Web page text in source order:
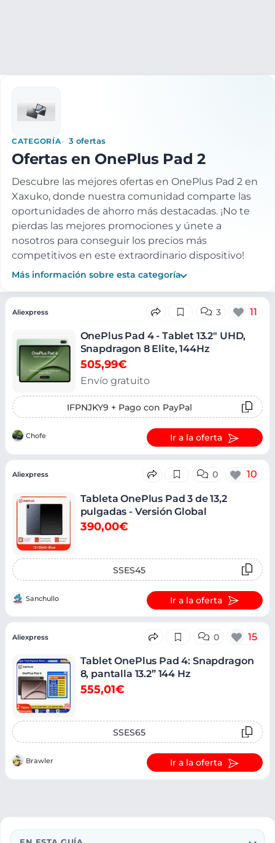
CATEGORÍA 3 ofertas
Ofertas en OnePlus Pad 2
Descubre las mejores ofertas en OnePlus Pad 2 en
Xaxuko, donde nuestra comunidad comparte las
oportunidades de ahorro más destacadas. ¡No te
pierdas las mejores promociones y únete a
nosotros para conseguir los precios más
competitivos en este extraordinario dispositivo!
Más información sobre esta categoría
Ofertas
Aliexpress 3 11
OnePlus Pad 4 - Tablet 13.2" UHD,
Snapdragon 8 Elite, 144Hz
505,99€
Envío gratuito
IFPNJKY9 + Pago con PayPal
Chofe Ir a la oferta
Aliexpress 0 10
Tableta OnePlus Pad 3 de 13,2
pulgadas - Versión Global
390,00€
SSES45
Sanchullo Ir a la oferta
Aliexpress 0 15
Tablet OnePlus Pad 4: Snapdragon
8, pantalla 13.2” 144 Hz
555,01€
SSES65
Brawler Ir a la oferta